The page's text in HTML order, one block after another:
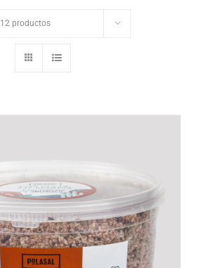
12 productos